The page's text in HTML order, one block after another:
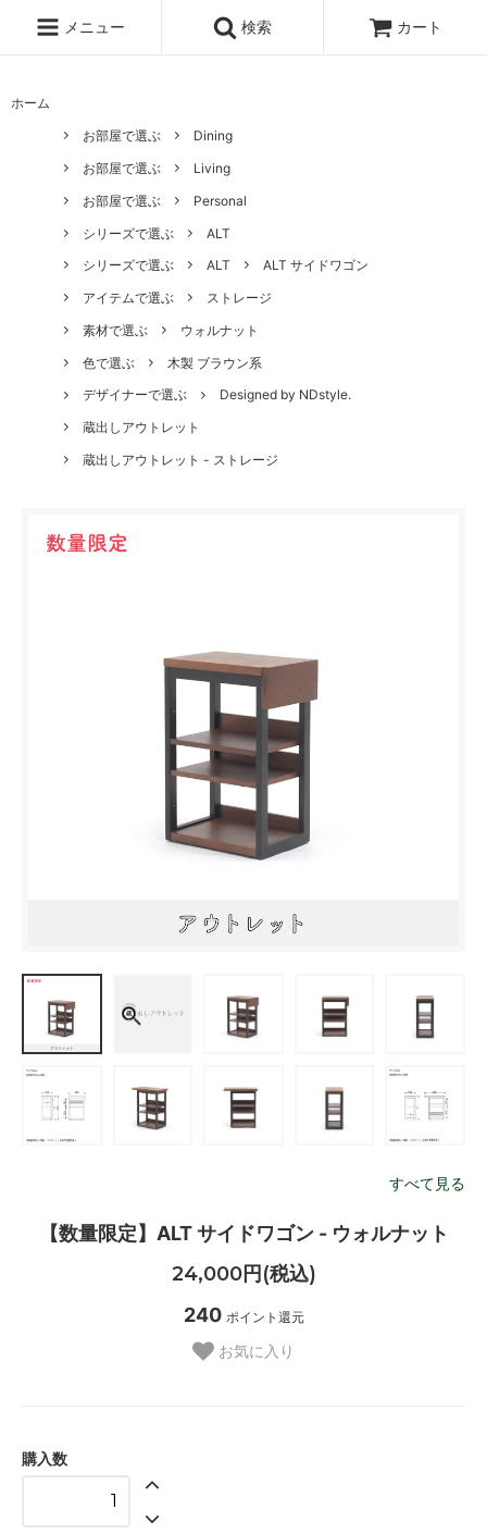
メニュー 検索 カート
ホーム
お部屋で選ぶ
Dining
お部屋で選ぶ
Living
お部屋で選ぶ
Personal
シリーズで選ぶ
ALT
シリーズで選ぶ
ALT
ALT サイドワゴン
アイテムで選ぶ
ストレージ
素材で選ぶ
ウォルナット
色で選ぶ
木製 ブラウン系
デザイナーで選ぶ
Designed by NDstyle.
蔵出しアウトレット
蔵出しアウトレット - ストレージ
すべて見る
【数量限定】ALT サイドワゴン - ウォルナット
24,000円(税込)
240 ポイント還元
お気に入り
購入数